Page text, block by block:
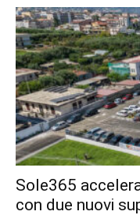
Sole365
con due nuovi